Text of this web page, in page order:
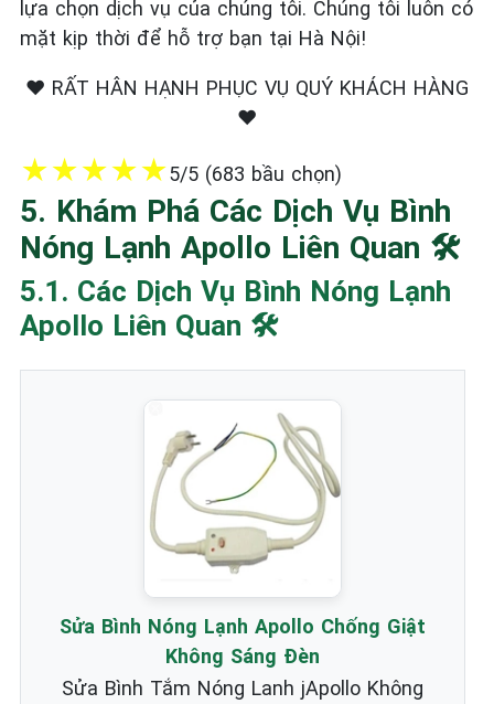
lựa chọn dịch vụ của chúng tôi. Chúng tôi luôn có
mặt kịp thời để hỗ trợ bạn tại Hà Nội!
❤️ RẤT HÂN HẠNH PHỤC VỤ QUÝ KHÁCH HÀNG
❤️
★★★★★5/5 (683 bầu chọn)
5. Khám Phá Các Dịch Vụ Bình
Nóng Lạnh Apollo Liên Quan 🛠️
5.1. Các Dịch Vụ Bình Nóng Lạnh
Apollo Liên Quan 🛠️
Sửa Bình Nóng Lạnh Apollo Chống Giật
Không Sáng Đèn
Sửa Bình Tắm Nóng Lanh jApollo Không